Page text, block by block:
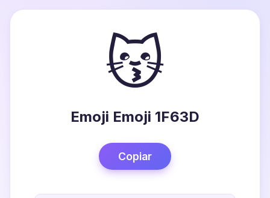
😽
Emoji Emoji 1F63D
Copiar